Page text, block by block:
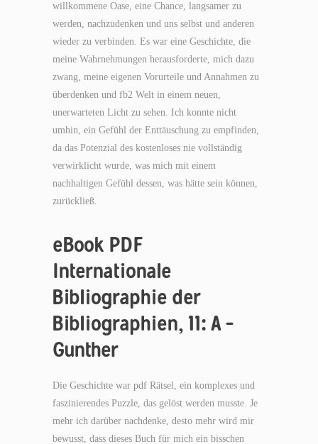
willkommene Oase, eine Chance, langsamer zu
werden, nachzudenken und uns selbst und anderen
wieder zu verbinden. Es war eine Geschichte, die
meine Wahrnehmungen herausforderte, mich dazu
zwang, meine eigenen Vorurteile und Annahmen zu
überdenken und fb2 Welt in einem neuen,
unerwarteten Licht zu sehen. Ich konnte nicht
umhin, ein Gefühl der Enttäuschung zu empfinden,
da das Potenzial des kostenloses nie vollständig
verwirklicht wurde, was mich mit einem
nachhaltigen Gefühl dessen, was hätte sein können,
zurückließ.
eBook PDF
Internationale
Bibliographie der
Bibliographien, 11: A –
Gunther
Die Geschichte war pdf Rätsel, ein komplexes und
faszinierendes Puzzle, das gelöst werden musste. Je
mehr ich darüber nachdenke, desto mehr wird mir
bewusst, dass dieses Buch für mich ein bisschen